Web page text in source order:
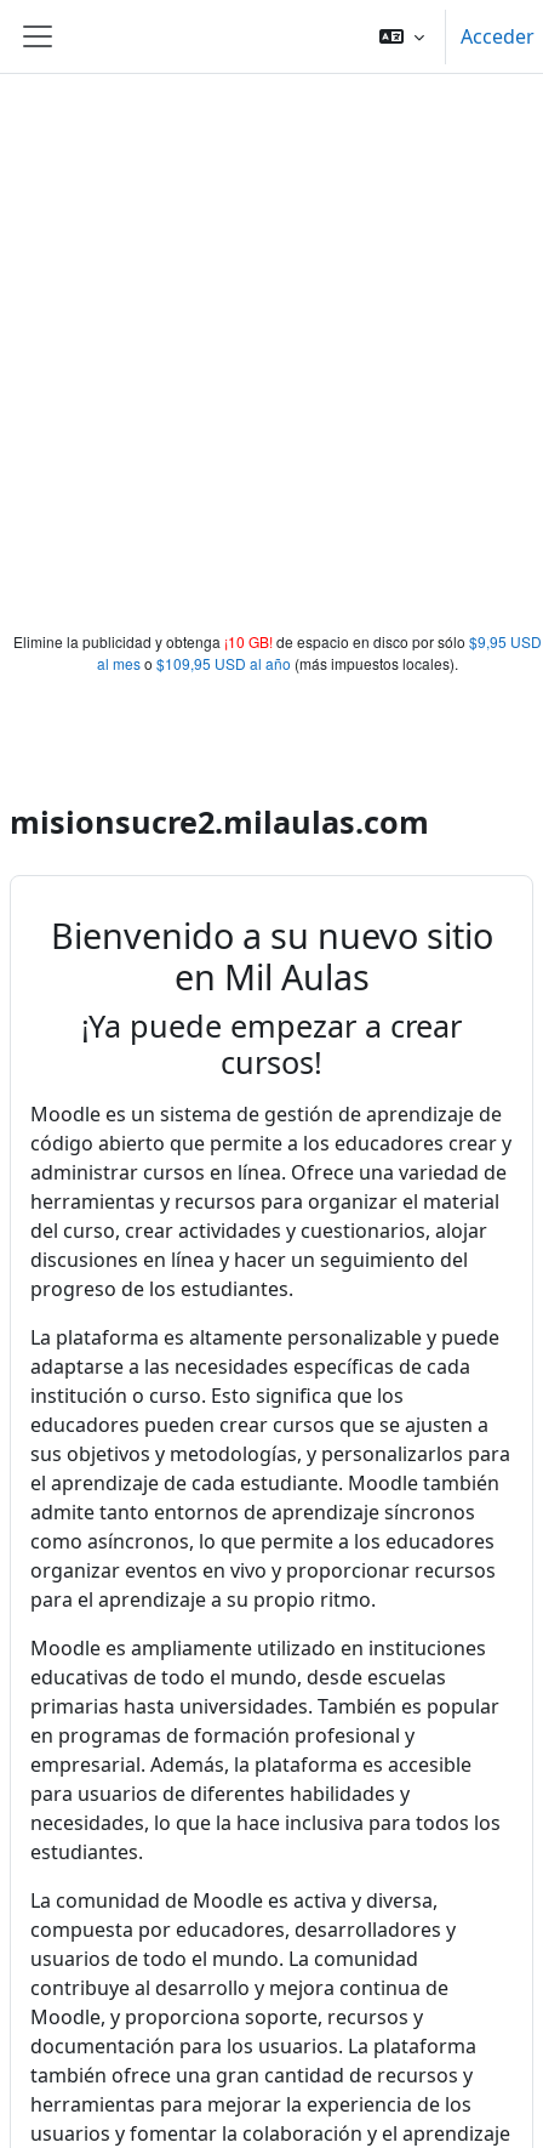
Elimine la publicidad y obtenga ¡10 GB!de espacio en disco por sólo $9,95 USD
al meso $109,95 USD al año (más impuestos locales).
Panel lateral
Acceder
misionsucre2.milaulas.com
Bienvenido a su nuevo sitio
en Mil Aulas
¡Ya puede empezar a crear
cursos!
Moodle es un sistema de gestión de aprendizaje de
código abierto que permite a los educadores crear y
administrar cursos en línea. Ofrece una variedad de
herramientas y recursos para organizar el material
del curso, crear actividades y cuestionarios, alojar
discusiones en línea y hacer un seguimiento del
progreso de los estudiantes.
La plataforma es altamente personalizable y puede
adaptarse a las necesidades específicas de cada
institución o curso. Esto significa que los
educadores pueden crear cursos que se ajusten a
sus objetivos y metodologías, y personalizarlos para
el aprendizaje de cada estudiante. Moodle también
admite tanto entornos de aprendizaje síncronos
como asíncronos, lo que permite a los educadores
organizar eventos en vivo y proporcionar recursos
para el aprendizaje a su propio ritmo.
Moodle es ampliamente utilizado en instituciones
educativas de todo el mundo, desde escuelas
primarias hasta universidades. También es popular
en programas de formación profesional y
empresarial. Además, la plataforma es accesible
para usuarios de diferentes habilidades y
necesidades, lo que la hace inclusiva para todos los
estudiantes.
La comunidad de Moodle es activa y diversa,
compuesta por educadores, desarrolladores y
usuarios de todo el mundo. La comunidad
contribuye al desarrollo y mejora continua de
Moodle, y proporciona soporte, recursos y
documentación para los usuarios. La plataforma
también ofrece una gran cantidad de recursos y
herramientas para mejorar la experiencia de los
usuarios y fomentar la colaboración y el aprendizaje